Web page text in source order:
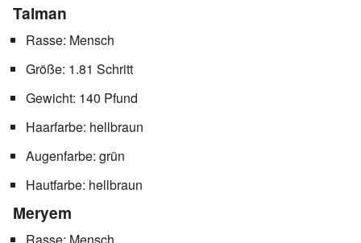
Talman
Rasse: Mensch
Größe: 1.81 Schritt
Gewicht: 140 Pfund
Haarfarbe: hellbraun
Augenfarbe: grün
Hautfarbe: hellbraun
Meryem
Rasse: Mensch